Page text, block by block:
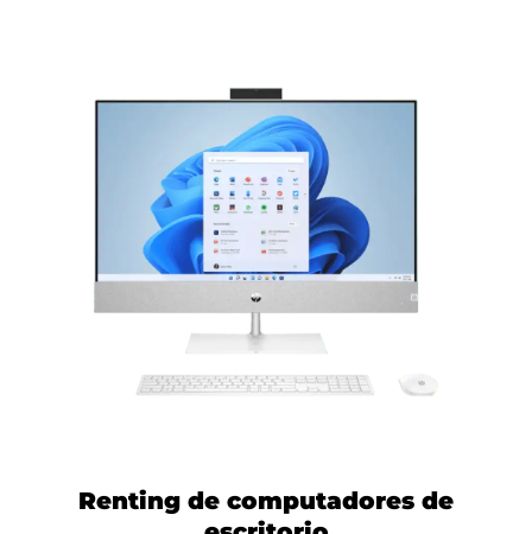
Renting de computadores de